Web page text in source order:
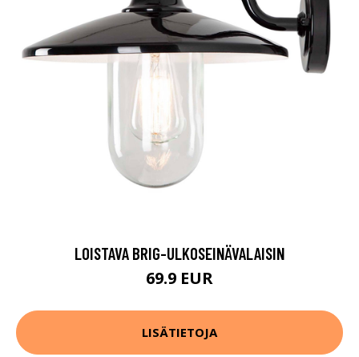
LOISTAVA BRIG-ULKOSEINÄVALAISIN
69.9 EUR
LISÄTIETOJA